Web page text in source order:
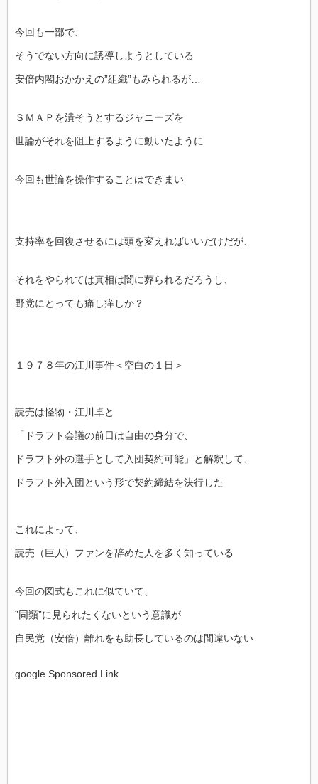
今回も一部で、
そうでない方向に誘導しようとしている
安倍内閣おかかえの”組織”もみられるが…
ＳＭＡＰを潰そうとするジャニーズを
世論がそれを阻止するように動いたように
今回も世論を操作することはできまい
支持率を回復させるには頭を変えればいいだけだが、
それをやられては真相は闇に葬られるだろうし、
野党にとっても痛し痒しか？
１９７８年の江川事件＜空白の１日＞
読売は怪物・江川卓と
「ドラフト会議の前日は自由の身分で、
ドラフト外の選手として入団契約可能」と解釈して、
ドラフト外入団という形で契約締結を決行した
これによって、
読売（巨人）ファンを辞めた人を多く知っている
今回の図式もこれに似ていて、
”同類”に見られたくないという意識が
自民党（安倍）離れをも助長しているのは間違いない
google Sponsored Link